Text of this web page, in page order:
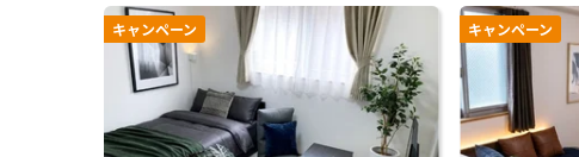
キャンペーン キャンペーン